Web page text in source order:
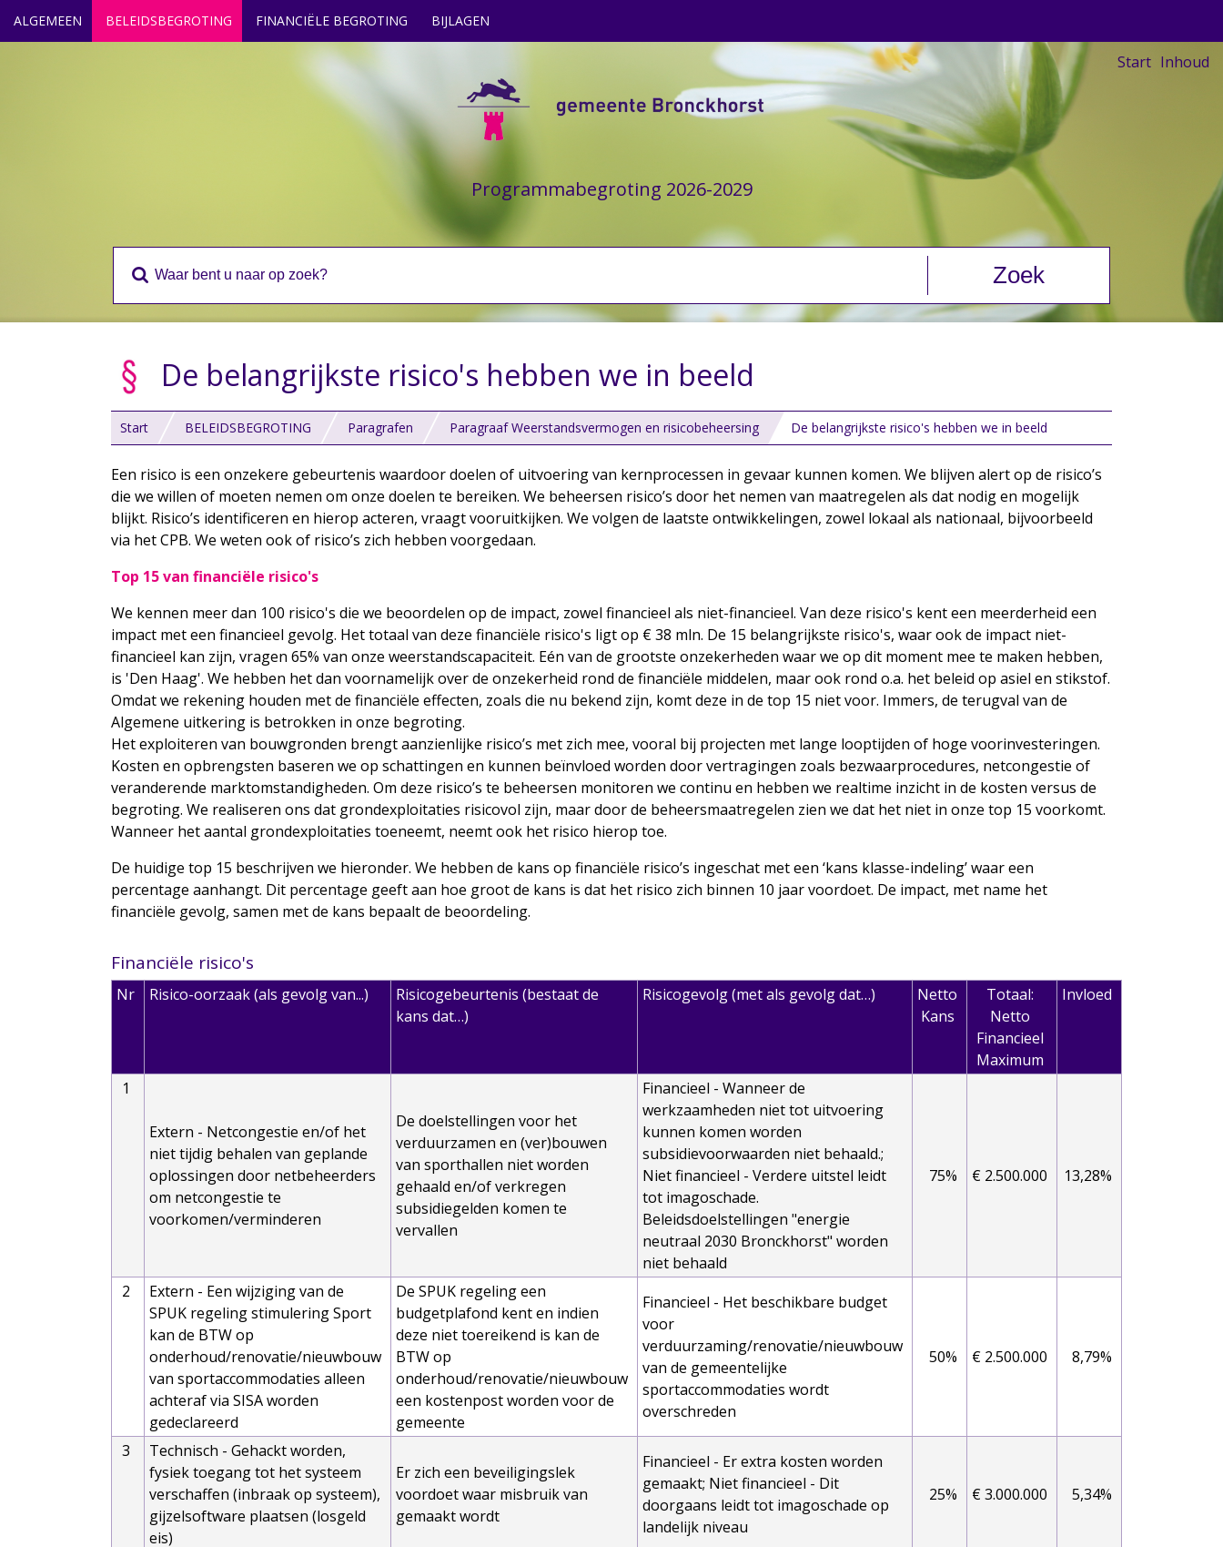
Programmabegroting 2026-2029
Start Inhoud
ALGEMEEN BELEIDSBEGROTING FINANCIËLE BEGROTING BIJLAGEN
De belangrijkste risico's hebben we in beeld
Start BELEIDSBEGROTING Paragrafen Paragraaf Weerstandsvermogen en risicobeheersing De belangrijkste risico's hebben we in beeld
Een risico is een onzekere gebeurtenis waardoor doelen of uitvoering van kernprocessen in gevaar kunnen komen. We blijven alert op de risico’s
die we willen of moeten nemen om onze doelen te bereiken. We beheersen risico’s door het nemen van maatregelen als dat nodig en mogelijk
blijkt. Risico’s identificeren en hierop acteren, vraagt vooruitkijken. We volgen de laatste ontwikkelingen, zowel lokaal als nationaal, bijvoorbeeld
via het CPB. We weten ook of risico’s zich hebben voorgedaan.
Top 15 van financiële risico's
We kennen meer dan 100 risico's die we beoordelen op de impact, zowel financieel als niet-financieel. Van deze risico's kent een meerderheid een
impact met een financieel gevolg. Het totaal van deze financiële risico's ligt op € 38 mln. De 15 belangrijkste risico's, waar ook de impact niet-
financieel kan zijn, vragen 65% van onze weerstandscapaciteit. Eén van de grootste onzekerheden waar we op dit moment mee te maken hebben,
is 'Den Haag'. We hebben het dan voornamelijk over de onzekerheid rond de financiële middelen, maar ook rond o.a. het beleid op asiel en stikstof.
Omdat we rekening houden met de financiële effecten, zoals die nu bekend zijn, komt deze in de top 15 niet voor. Immers, de terugval van de
Algemene uitkering is betrokken in onze begroting.
Het exploiteren van bouwgronden brengt aanzienlijke risico’s met zich mee, vooral bij projecten met lange looptijden of hoge voorinvesteringen.
Kosten en opbrengsten baseren we op schattingen en kunnen beïnvloed worden door vertragingen zoals bezwaarprocedures, netcongestie of
veranderende marktomstandigheden. Om deze risico’s te beheersen monitoren we continu en hebben we realtime inzicht in de kosten versus de
begroting. We realiseren ons dat grondexploitaties risicovol zijn, maar door de beheersmaatregelen zien we dat het niet in onze top 15 voorkomt.
Wanneer het aantal grondexploitaties toeneemt, neemt ook het risico hierop toe.
De huidige top 15 beschrijven we hieronder. We hebben de kans op financiële risico’s ingeschat met een ‘kans klasse-indeling’ waar een
percentage aanhangt. Dit percentage geeft aan hoe groot de kans is dat het risico zich binnen 10 jaar voordoet. De impact, met name het
financiële gevolg, samen met de kans bepaalt de beoordeling.
Financiële risico's
Nr Risico-oorzaak (als gevolg van...)
Risicogebeurtenis (bestaat de
kans dat…)
Risicogevolg (met als gevolg dat…)
Netto
Kans
Totaal:
Netto
Financieel
Maximum
Invloed
1
Extern - Netcongestie en/of het
niet tijdig behalen van geplande
oplossingen door netbeheerders
om netcongestie te
voorkomen/verminderen
De doelstellingen voor het
verduurzamen en (ver)bouwen
van sporthallen niet worden
gehaald en/of verkregen
subsidiegelden komen te
vervallen
Financieel - Wanneer de
werkzaamheden niet tot uitvoering
kunnen komen worden
subsidievoorwaarden niet behaald.;
Niet financieel - Verdere uitstel leidt
tot imagoschade.
Beleidsdoelstellingen "energie
neutraal 2030 Bronckhorst" worden
niet behaald
75% € 2.500.000 13,28%
2
Extern - Een wijziging van de
SPUK regeling stimulering Sport
kan de BTW op
onderhoud/renovatie/nieuwbouw
van sportaccommodaties alleen
achteraf via SISA worden
gedeclareerd
De SPUK regeling een
budgetplafond kent en indien
deze niet toereikend is kan de
BTW op
onderhoud/renovatie/nieuwbouw
een kostenpost worden voor de
gemeente
Financieel - Het beschikbare budget
voor
verduurzaming/renovatie/nieuwbouw
van de gemeentelijke
sportaccommodaties wordt
overschreden
50% € 2.500.000 8,79%
3
Technisch - Gehackt worden,
fysiek toegang tot het systeem
verschaffen (inbraak op systeem),
gijzelsoftware plaatsen (losgeld
eis)
Er zich een beveiligingslek
voordoet waar misbruik van
gemaakt wordt
Financieel - Er extra kosten worden
gemaakt; Niet financieel - Dit
doorgaans leidt tot imagoschade op
landelijk niveau
25% € 3.000.000 5,34%